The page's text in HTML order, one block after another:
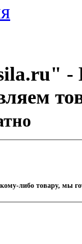
-
либо товару, мы